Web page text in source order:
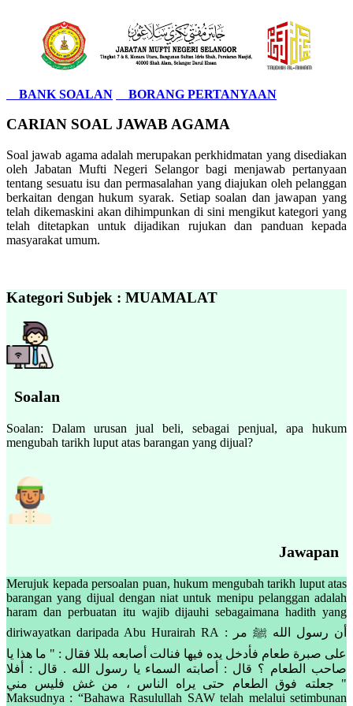
BANK SOALAN BORANG PERTANYAAN
CARIAN SOAL JAWAB AGAMA
Soal jawab agama adalah merupakan perkhidmatan yang disediakan
oleh Jabatan Mufti Negeri Selangor bagi menjawab pertanyaan
tentang sesuatu isu dan permasalahan yang diajukan oleh pelanggan
berkaitan dengan hukum syarak. Setiap soalan dan jawapan yang
telah dikemaskini akan dihimpunkan di sini mengikut kategori yang
telah ditetapkan untuk dijadikan rujukan dan panduan kepada
masyarakat umum.
Kategori Subjek : MUAMALAT
Soalan
Soalan: Dalam urusan jual beli, sebagai penjual, apa hukum
mengubah tarikh luput atas barangan yang dijual?
Jawapan
Merujuk kepada persoalan puan, hukum mengubah tarikh luput atas
barangan yang dijual dengan niat untuk menipu pelanggan adalah
haram dan perbuatan itu wajib dijauhi sebagaimana hadith yang
diriwayatkan daripada Abu Hurairah RA : أن رسول الله ﷺ مر
على صبرة طعام فأدخل يده فيها فنالت أصابعه بللا فقال : " ما هذا يا
صاحب الطعام ؟ قال : أصابته السماء يا رسول الله . قال : أفلا
جعلته فوق الطعام حتى يراه الناس ، من غش فليس مني "
Maksudnya : “Bahawa Rasulullah SAW telah melalui setimbunan